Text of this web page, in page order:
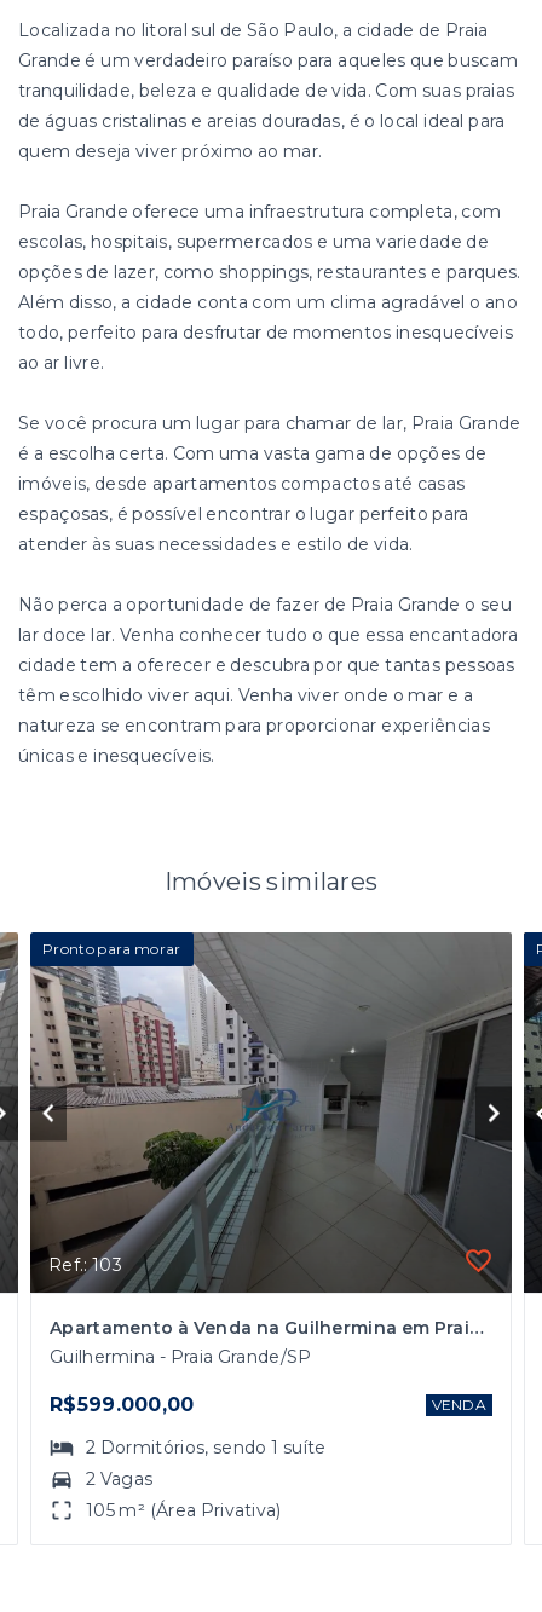
Localizada no litoral sul de São Paulo, a cidade de Praia
Grande é um verdadeiro paraíso para aqueles que buscam
tranquilidade, beleza e qualidade de vida. Com suas praias
de águas cristalinas e areias douradas, é o local ideal para
quem deseja viver próximo ao mar.
Praia Grande oferece uma infraestrutura completa, com
escolas, hospitais, supermercados e uma variedade de
opções de lazer, como shoppings, restaurantes e parques.
Além disso, a cidade conta com um clima agradável o ano
todo, perfeito para desfrutar de momentos inesquecíveis
ao ar livre.
Se você procura um lugar para chamar de lar, Praia Grande
é a escolha certa. Com uma vasta gama de opções de
imóveis, desde apartamentos compactos até casas
espaçosas, é possível encontrar o lugar perfeito para
atender às suas necessidades e estilo de vida.
Não perca a oportunidade de fazer de Praia Grande o seu
lar doce lar. Venha conhecer tudo o que essa encantadora
cidade tem a oferecer e descubra por que tantas pessoas
têm escolhido viver aqui. Venha viver onde o mar e a
natureza se encontram para proporcionar experiências
únicas e inesquecíveis.
Imóveis similares
Pronto para morar
Ref.: 103
Apartamento à Venda na Guilhermina em Praia Grande/SP com 2 Dormitórios
Guilhermina - Praia Grande/SP
R$599.000,00 VENDA
2 Dormitórios, sendo1 suíte
2 Vagas
105 m² (Área Privativa)